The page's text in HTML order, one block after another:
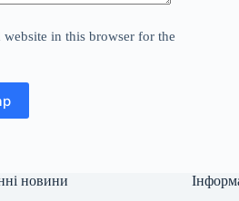
website in this browser for the
новини